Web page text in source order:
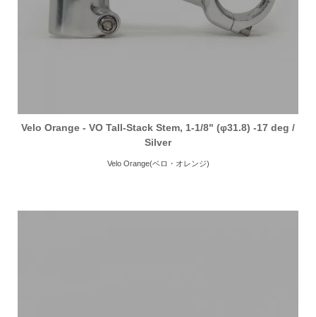
Velo Orange - VO Tall-Stack Stem, 1-1/8" (φ31.8) -17 deg /
Silver
Velo Orange(ベロ・オレンジ)